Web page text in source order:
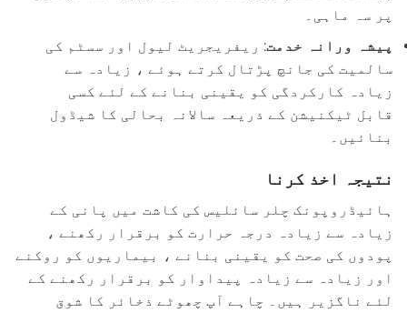
پر سہ ماہی۔
پیشہ ورانہ خدمت: ریفریجریٹ لیول اور سسٹم کی
سالمیت کی جانچ پڑتال کرتے ہوئے ، زیادہ سے
زیادہ کارکردگی کو یقینی بنانے کے لئے کسی
قابل ٹیکنیشن کے ذریعہ سالانہ بحالی کا شیڈول
بنائیں۔
نتیجہ اخذ کرنا
ہائیڈروپونک چلر سائلیس کی کاشت میں پانی کے
زیادہ سے زیادہ درجہ حرارت کو برقرار رکھنے ،
پودوں کی صحت کو یقینی بنانے ، بیماریوں کو روکنے
اور زیادہ سے زیادہ پیداوار کو برقرار رکھنے کے
لئے ناگزیر ہیں۔ چاہے آپ چھوٹے ذخائر کا شوق